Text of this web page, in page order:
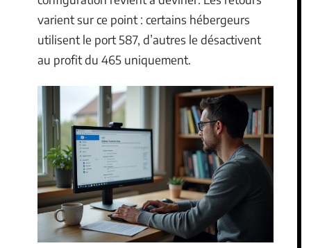
varient sur ce point : certains hébergeurs
utilisent le port 587, d’autres le désactivent
au profit du 465 uniquement.